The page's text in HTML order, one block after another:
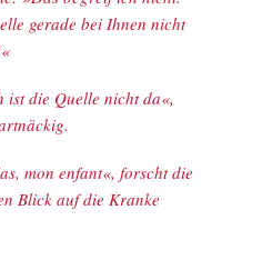
gerade bei Ihnen nicht
ist die Quelle nicht da«,
mon enfant«, forscht die
Blick auf die Kranke